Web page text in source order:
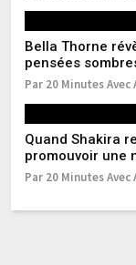
Bella Thorne
pensées
Par 20 Minutes Avec
Quand Shakira
promouvoir une
Par 20 Minutes Avec